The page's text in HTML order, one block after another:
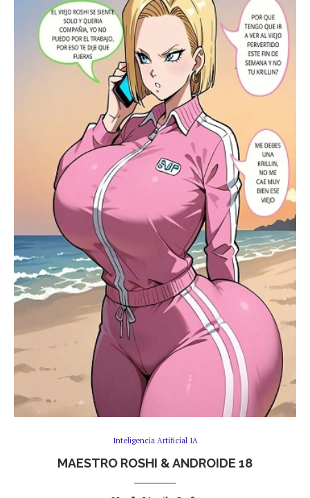
Inteligencia Artificial IA
MAESTRO ROSHI & ANDROIDE 18